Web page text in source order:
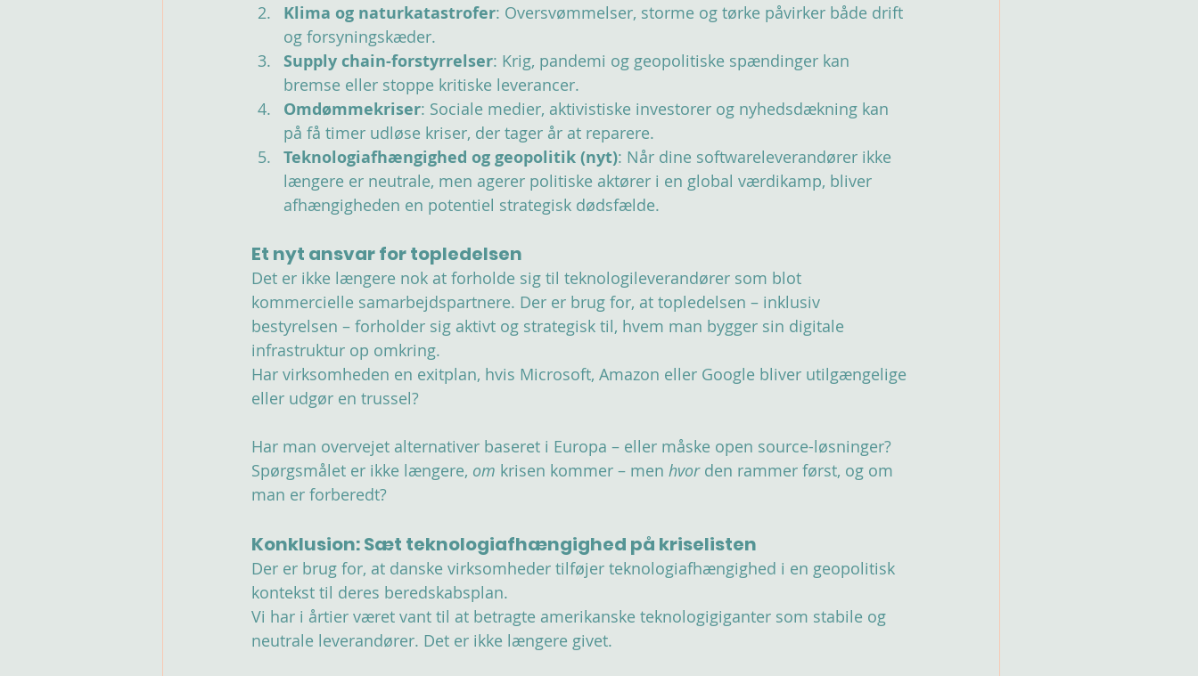
Klima og naturkatastrofer: Oversvømmelser, storme og tørke påvirker både drift
og forsyningskæder.
Supply chain-forstyrrelser: Krig, pandemi og geopolitiske spændinger kan
bremse eller stoppe kritiske leverancer.
Omdømmekriser: Sociale medier, aktivistiske investorer og nyhedsdækning kan
på få timer udløse kriser, der tager år at reparere.
Teknologiafhængighed og geopolitik (nyt): Når dine softwareleverandører ikke
længere er neutrale, men agerer politiske aktører i en global værdikamp, bliver
afhængigheden en potentiel strategisk dødsfælde.
Et nyt ansvar for topledelsen
Det er ikke længere nok at forholde sig til teknologileverandører som blot
kommercielle samarbejdspartnere. Der er brug for, at topledelsen – inklusiv
bestyrelsen – forholder sig aktivt og strategisk til, hvem man bygger sin digitale
infrastruktur op omkring.
Har virksomheden en exitplan, hvis Microsoft, Amazon eller Google bliver utilgængelige
eller udgør en trussel?
Har man overvejet alternativer baseret i Europa – eller måske open source-løsninger?
Spørgsmålet er ikke længere, om krisen kommer – men hvor den rammer først, og om
man er forberedt?
Konklusion: Sæt teknologiafhængighed på kriselisten
Der er brug for, at danske virksomheder tilføjer teknologiafhængighed i en geopolitisk
kontekst til deres beredskabsplan.
Vi har i årtier været vant til at betragte amerikanske teknologigiganter som stabile og
neutrale leverandører. Det er ikke længere givet.